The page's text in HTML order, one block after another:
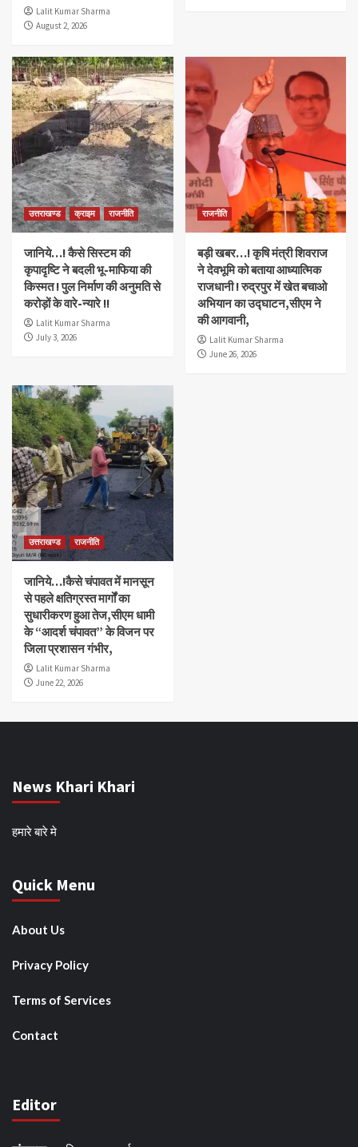
Lalit Kumar Sharma
August 2, 2026
उत्तराखण्ड क्राइम राजनीति
जानिये…! कैसे सिस्टम की
कृपादृष्टि ने बदली भू-माफिया की
किस्मत ! पुल निर्माण की अनुमति से
करोड़ों के वारे-न्यारे !!
Lalit Kumar Sharma
July 3, 2026
राजनीति
बड़ी खबर…! कृषि मंत्री शिवराज
ने देवभूमि को बताया आध्यात्मिक
राजधानी ! रुद्रपुर में खेत बचाओ
अभियान का उद्घाटन,सीएम ने
की आगवानी,
Lalit Kumar Sharma
June 26, 2026
उत्तराखण्ड राजनीति
जानिये…!कैसे चंपावत में मानसून
से पहले क्षतिग्रस्त मार्गों का
सुधारीकरण हुआ तेज,सीएम धामी
के “आदर्श चंपावत” के विजन पर
जिला प्रशासन गंभीर,
Lalit Kumar Sharma
June 22, 2026
News Khari Khari
हमारे बारे मे
Quick Menu
About Us
Privacy Policy
Terms of Services
Contact
Editor